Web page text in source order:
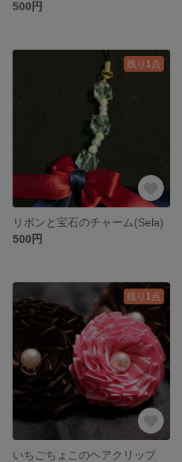
500円
残り1点
リボンと宝石のチャーム(Sela)
500円
残り1点
いちごちょこのヘアクリップ